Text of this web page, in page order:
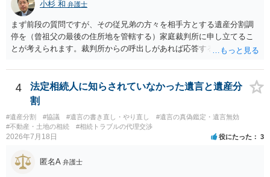
小杉 和 弁護士
まず前段の質問ですが、その従兄弟の方々を相手方とする遺産分割調
停を（曾祖父の最後の住所地を管轄する）家庭裁判所に申し立てるこ
とが考えられます。裁判所からの呼出しがあれば応答する可能性がま
能と思われます。時間が思った以上にないので必要書類をてきぱきと
揃える必要があります。その点是非御注意ください。
4
法定相続人に知らされていなかった遺言と遺産分
割
#遺産分割 #協議 #遺言の書き直し・やり直し
#遺言の真偽鑑定・遺言無効
#不動産・土地の相続
#相続トラブルの代理交渉
2026年7月18日 役にたった 3
匿名A 弁護士